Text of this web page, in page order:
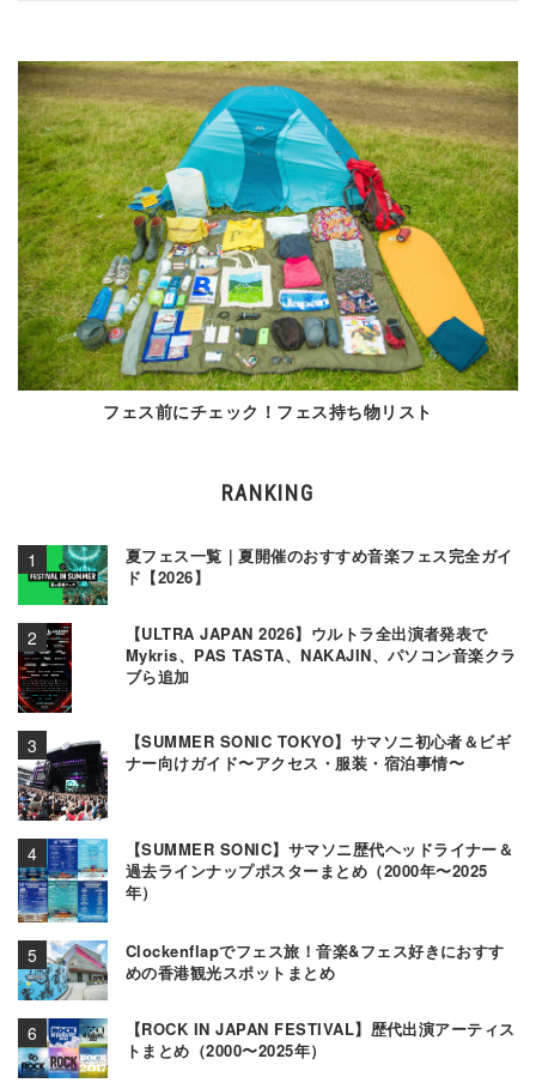
フェス前にチェック！フェス持ち物リスト
RANKING
夏フェス一覧｜夏開催のおすすめ音楽フェス完全ガイ
ド【2026】
【ULTRA JAPAN 2026】ウルトラ全出演者発表で
Mykris、PAS TASTA、NAKAJIN、パソコン音楽クラ
ブら追加
【SUMMER SONIC TOKYO】サマソニ初心者＆ビギ
ナー向けガイド〜アクセス・服装・宿泊事情〜
【SUMMER SONIC】サマソニ歴代ヘッドライナー＆
過去ラインナップポスターまとめ（2000年〜2025
年）
Clockenflapでフェス旅！音楽&フェス好きにおすす
めの香港観光スポットまとめ
【ROCK IN JAPAN FESTIVAL】歴代出演アーティス
トまとめ（2000〜2025年）